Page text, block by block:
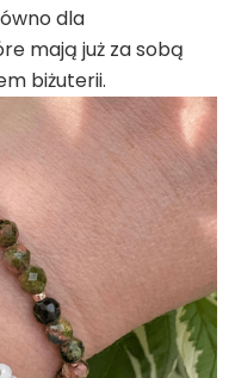
dla
mają już za sobą
biżuterii.